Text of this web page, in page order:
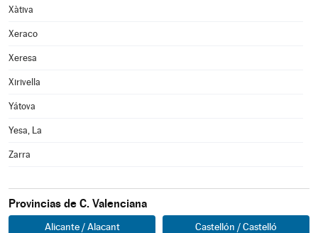
Xàtiva
Xeraco
Xeresa
Xirivella
Yátova
Yesa, La
Zarra
Provincias de C. Valenciana
Alicante / Alacant Castellón / Castelló